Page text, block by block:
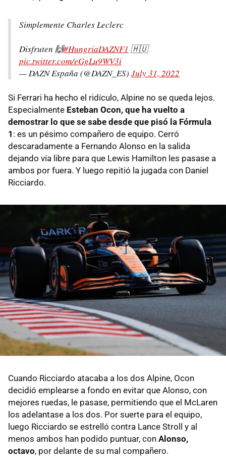
Simplemente Charles Leclerc
Disfruten 🙌#HungriaDAZNF1 🇭🇺
pic.twitter.com/eGgLu9WV3i
— DAZN España (@DAZN_ES) July 31, 2022
Si Ferrari ha hecho el ridículo, Alpine no se queda lejos.
Especialmente Esteban Ocon, que ha vuelto a
demostrar lo que se sabe desde que pisó la Fórmula
1 : es un pésimo compañero de equipo. Cerró
descaradamente a Fernando Alonso en la salida
dejando vía libre para que Lewis Hamilton les pasase a
ambos por fuera. Y luego repitió la jugada con Daniel
Ricciardo.
Cuando Ricciardo atacaba a los dos Alpine, Ocon
decidió emplearse a fondo en evitar que Alonso, con
mejores ruedas, le pasase, permitiendo que el McLaren
los adelantase a los dos. Por suerte para el equipo,
luego Ricciardo se estrelló contra Lance Stroll y al
menos ambos han podido puntuar, con Alonso,
octavo, por delante de su mal compañero.